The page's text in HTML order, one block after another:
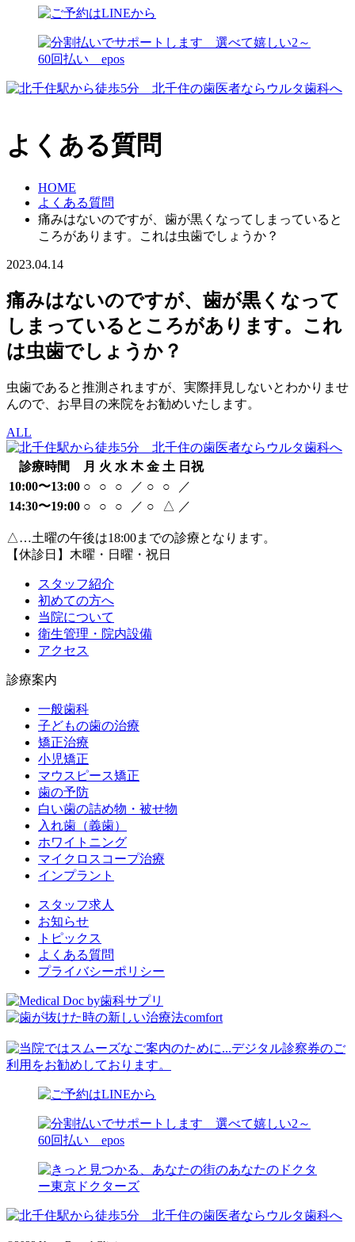
よくある質問
HOME
よくある質問
痛みはないのですが、歯が黒くなってしまっていると
ころがあります。これは虫歯でしょうか？
2023.04.14
痛みはないのですが、歯が黒くなって
しまっているところがあります。これ
は虫歯でしょうか？
虫歯であると推測されますが、実際拝見しないとわかりませ
んので、お早目の来院をお勧めいたします。
ALL
診療時間 月 火 水 木 金 土 日祝
10:00〜13:00 ○ ○ ○ ／ ○ ○
／
14:30〜19:00 ○ ○ ○ ／ ○ △ ／
△…土曜の午後は18:00までの診療となります。
【休診日】木曜・日曜・祝日
スタッフ紹介
初めての方へ
当院について
衛生管理・院内設備
アクセス
診療案内
一般歯科
子どもの歯の治療
矯正治療
小児矯正
マウスピース矯正
歯の予防
白い歯の詰め物・被せ物
入れ歯（義歯）
ホワイトニング
マイクロスコープ治療
インプラント
スタッフ求人
お知らせ
トピックス
よくある質問
プライバシーポリシー